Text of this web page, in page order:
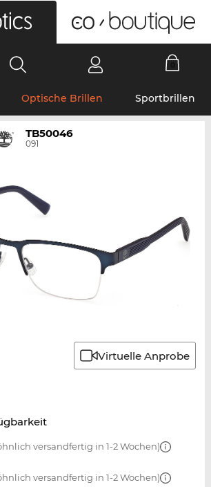
Optische Brillen Sportbrillen
TB50046
091
Virtuelle Anprobe
versandfertig in 1-2 Wochen)
versandfertig in 1-2 Wochen)